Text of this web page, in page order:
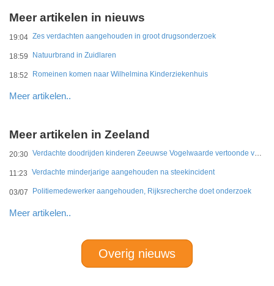
Meer artikelen in nieuws
19:04 Zes verdachten aangehouden in groot drugsonderzoek
18:59 Natuurbrand in Zuidlaren
18:52 Romeinen komen naar Wilhelmina Kinderziekenhuis
Meer artikelen..
Meer artikelen in Zeeland
20:30 Verdachte doodrijden kinderen Zeeuwse Vogelwaarde vertoonde veel vaker onverantwoord rijgedrag
11:23 Verdachte minderjarige aangehouden na steekincident
03/07 Politiemedewerker aangehouden, Rijksrecherche doet onderzoek
Meer artikelen..
Overig nieuws